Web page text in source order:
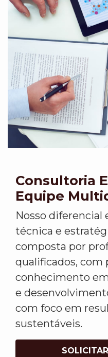
Consultoria
Equipe
Nosso diferencial
técnica e
composta por
qualificados, com
conhecimento
e
com foco em
sustentáveis.